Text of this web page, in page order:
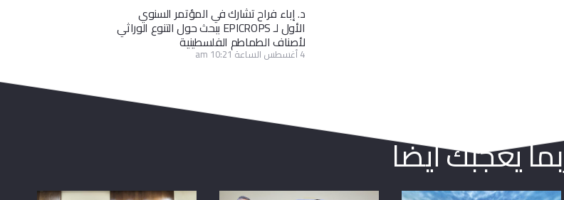
د. إباء فراح تشارك في المؤتمر السنوي
الأول لـ EPICROPS ببحث حول التنوع الوراثي
لأصناف الطماطم الفلسطينية
4 أغسطس الساعة 10:21 am
يعجبك أيضا